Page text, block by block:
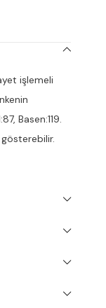
işlemeli
Basen:119.
gösterebilir.